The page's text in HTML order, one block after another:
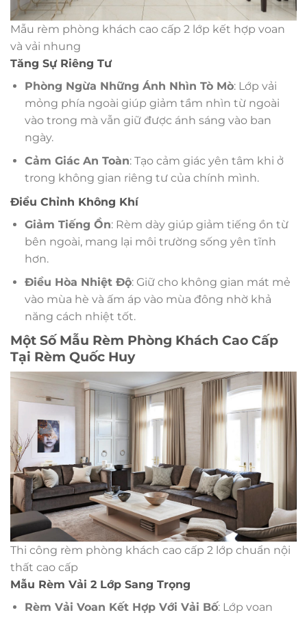
Mẫu rèm phòng khách cao cấp 2 lớp kết hợp voan
và vải nhung
Tăng Sự Riêng Tư
Phòng Ngừa Những Ánh Nhìn Tò Mò: Lớp vải
mỏng phía ngoài giúp giảm tầm nhìn từ ngoài
vào trong mà vẫn giữ được ánh sáng vào ban
ngày.
Cảm Giác An Toàn: Tạo cảm giác yên tâm khi ở
trong không gian riêng tư của chính mình.
Điều Chỉnh Không Khí
Giảm Tiếng Ồn: Rèm dày giúp giảm tiếng ồn từ
bên ngoài, mang lại môi trường sống yên tĩnh
hơn.
Điều Hòa Nhiệt Độ: Giữ cho không gian mát mẻ
vào mùa hè và ấm áp vào mùa đông nhờ khả
năng cách nhiệt tốt.
Một Số Mẫu Rèm Phòng Khách Cao Cấp
Tại Rèm Quốc Huy
Thi công rèm phòng khách cao cấp 2 lớp chuẩn nội
thất cao cấp
Mẫu Rèm Vải 2 Lớp Sang Trọng
Rèm Vải Voan Kết Hợp Với Vải Bố: Lớp voan